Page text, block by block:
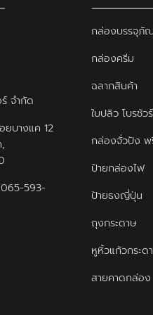
จำกัด
ยบางแค 12
065-593-
กล่องบรรจุภั
กล่องครีม
ฉลากสินค้า
ใบปลิว โบรชั
กล่องจั่วปัง พ
ป้ายกล่องไฟ
ป้ายธงญี่ปุ่น
ถุงกระดาษ
หูหิ้วแก้วกระด
สายคาดกล่อง